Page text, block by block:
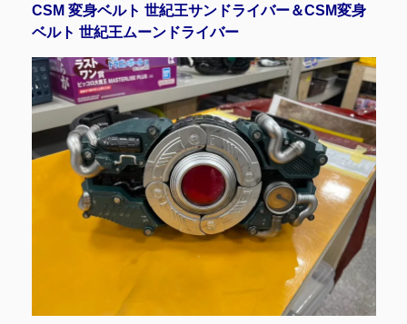
CSM 変身ベルト 世紀王サンドライバー＆CSM変身
ベルト 世紀王ムーンドライバー